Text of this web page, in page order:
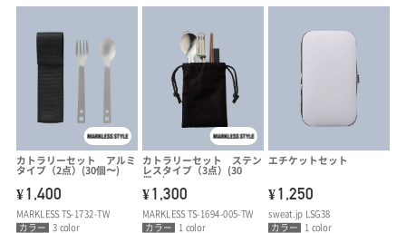
カトラリーセット アルミ
タイプ（2点）(30個〜)
¥1,400
MARKLESS TS-1732-TW
カラー
3 color
カトラリーセット ステン
レスタイプ（3点）(30
個〜)
¥1,300
MARKLESS TS-1694-005-TW
カラー
1 color
エチケットセット
¥1,250
sweat.jp LSG38
カラー
1 color